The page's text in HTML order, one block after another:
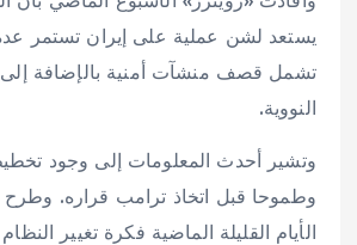
يستعد لشن عملية على إيران تستمر
تشمل قصف منشآت أمنية بالإضافة إلى
النووية.
وتشير ⁠أحدث ‌المعلومات إلى وجود
وطموحا ​قبل اتخاذ ⁠ترامب ​قراره.
الأيام القليلة الماضية فكرة تغيير